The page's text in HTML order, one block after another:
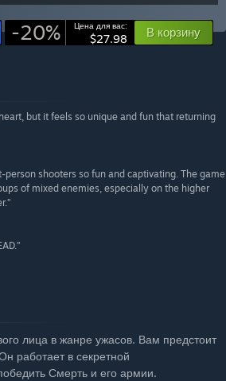
-20% Цена для вас:
$27.98 В корзину
but it feels so unique and fun that returning
shooters so fun and captivating. The game
of mixed enemies, especially on the higher
лица в жанре ужасов. Вам предстоит
работает в секретной
Смерть и его армии.